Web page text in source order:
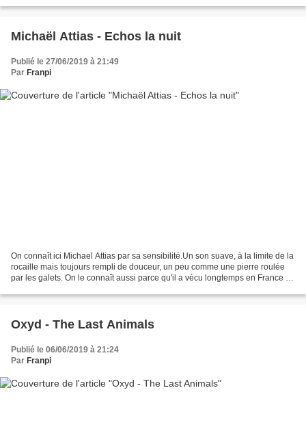
Michaël Attias - Echos la nuit
Publié le 27/06/2019 à 21:49
Par Franpi
On connaît ici Michael Attias par sa sensibilité.Un son suave, à la limite de la
rocaille mais toujours rempli de douceur, un peu comme une pierre roulée
par les galets. On le connaît aussi parce qu'il a vécu longtemps en France et
Oxyd - The Last Animals
Publié le 06/06/2019 à 21:24
Par Franpi